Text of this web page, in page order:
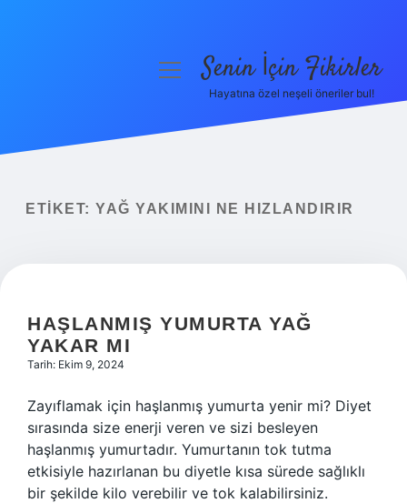
Yasal Uyarı
menüyüSenin İçin Fikirler
Hayatına özel neşeli öneriler bul!
ETIKET: YAĞ YAKIMINI NE HIZLANDIRIR
HAŞLANMIŞ YUMURTA YAĞ
YAKAR MI
Tarih: Ekim 9, 2024
Zayıflamak için haşlanmış yumurta yenir mi? Diyet
sırasında size enerji veren ve sizi besleyen
haşlanmış yumurtadır. Yumurtanın tok tutma
etkisiyle hazırlanan bu diyetle kısa sürede sağlıklı
bir şekilde kilo verebilir ve tok kalabilirsiniz.